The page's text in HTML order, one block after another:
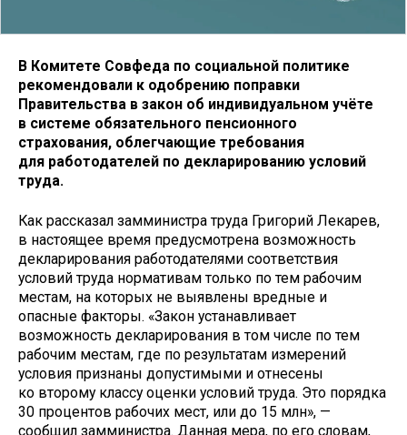
В Комитете Совфеда по социальной политике
рекомендовали к одобрению поправки
Правительства в закон об индивидуальном учёте
в системе обязательного пенсионного
страхования, облегчающие требования
для работодателей по декларированию условий
труда.
Как рассказал замминистра труда Григорий Лекарев,
в настоящее время предусмотрена возможность
декларирования работодателями соответствия
условий труда нормативам только по тем рабочим
местам, на которых не выявлены вредные и
опасные факторы. «Закон устанавливает
возможность декларирования в том числе по тем
рабочим местам, где по результатам измерений
условия признаны допустимыми и отнесены
ко второму классу оценки условий труда. Это порядка
30 процентов рабочих мест, или до 15 млн», —
сообщил замминистра. Данная мера, по его словам,